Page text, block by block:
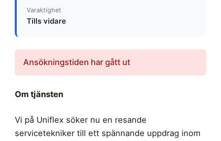
Varaktighet
Tills vidare
Ansökningstiden har gått ut
Om tjänsten
Vi på Uniflex söker nu en resande
servicetekniker till ett spännande uppdrag inom